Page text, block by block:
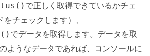
で正しく取得できているかチェ
チェックします）、
でデータを取得します。データを取
ようなデータであれば、コンソールに